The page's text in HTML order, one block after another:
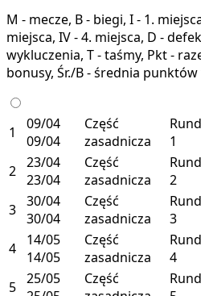
M - mecze, B - biegi, I - 1.
miejsca, IV - 4. miejsca, D -
wykluczenia, T - taśmy, Pkt -
bonusy, Śr./B - średnia
1
09/04
09/04
Część
zasadnicza
1
2 23/04
23/04
Część
zasadnicza
2
3 30/04
30/04
Część
zasadnicza
3
4
14/05
14/05
Część
zasadnicza
4
5 25/05
Część